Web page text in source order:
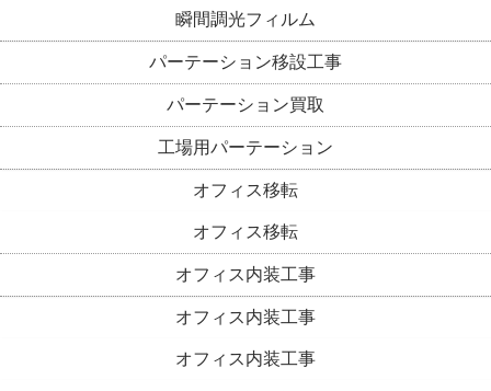
瞬間調光フィルム
パーテーション移設工事
パーテーション買取
工場用パーテーション
オフィス移転
オフィス移転
オフィス内装工事
オフィス内装工事
オフィス内装工事